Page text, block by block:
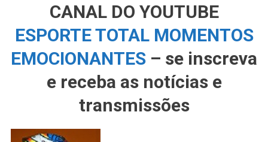
CANAL DO YOUTUBE
ESPORTE TOTAL MOMENTOS
EMOCIONANTES – se inscreva
e receba as notícias e
transmissões